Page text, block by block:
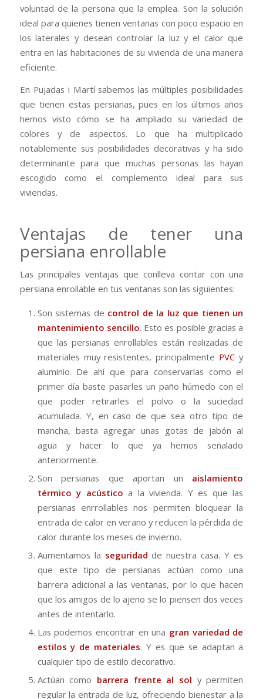
voluntad de la persona que la emplea. Son la solución
ideal para quienes tienen ventanas con poco espacio en
los laterales y desean controlar la luz y el calor que
entra en las habitaciones de su vivienda de una manera
eficiente.
En Pujadas i Martí sabemos las múltiples posibilidades
que tienen estas persianas, pues en los últimos años
hemos visto cómo se ha ampliado su variedad de
colores y de aspectos. Lo que ha multiplicado
notablemente sus posibilidades decorativas y ha sido
determinante para que muchas personas las hayan
escogido como el complemento ideal para sus
viviendas.
Ventajas de tener una
persiana enrollable
Las principales ventajas que conlleva contar con una
persiana enrollable en tus ventanas son las siguientes:
Son sistemas de control de la luz que tienen un
mantenimiento sencillo. Esto es posible gracias a
que las persianas enrollables están realizadas de
materiales muy resistentes, principalmente PVC y
aluminio. De ahí que para conservarlas como el
primer día baste pasarles un paño húmedo con el
que poder retirarles el polvo o la suciedad
acumulada. Y, en caso de que sea otro tipo de
mancha, basta agregar unas gotas de jabón al
agua y hacer lo que ya hemos señalado
anteriormente.
Son persianas que aportan un aislamiento
térmico y acústico a la vivienda. Y es que las
persianas enrrollables nos permiten bloquear la
entrada de calor en verano y reducen la pérdida de
calor durante los meses de invierno.
Aumentamos la seguridad de nuestra casa. Y es
que este tipo de persianas actúan como una
barrera adicional a las ventanas, por lo que hacen
que los amigos de lo ajeno se lo piensen dos veces
antes de intentarlo.
Las podemos encontrar en una gran variedad de
estilos y de materiales. Y es que se adaptan a
cualquier tipo de estilo decorativo.
Actúan como barrera frente al sol y permiten
regular la entrada de luz, ofreciendo bienestar a la